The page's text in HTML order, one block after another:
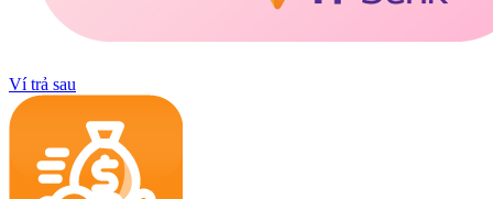
Ví trả sau